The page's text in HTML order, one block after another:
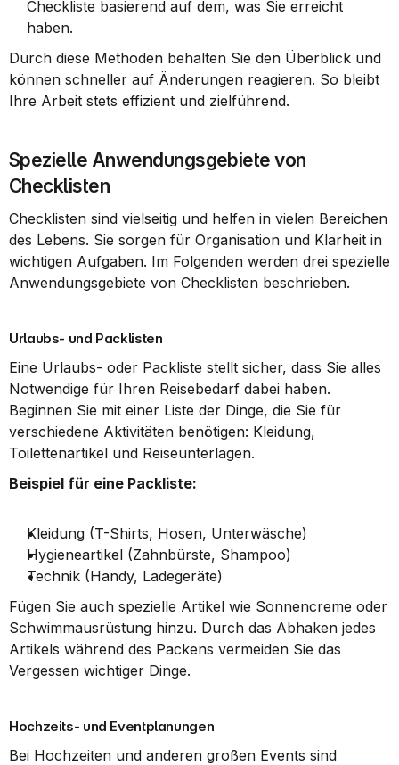
Checkliste basierend auf dem, was Sie erreicht
haben.
Durch diese Methoden behalten Sie den Überblick und
können schneller auf Änderungen reagieren. So bleibt
Ihre Arbeit stets effizient und zielführend.
Spezielle Anwendungsgebiete von
Checklisten
Checklisten sind vielseitig und helfen in vielen Bereichen
des Lebens. Sie sorgen für Organisation und Klarheit in
wichtigen Aufgaben. Im Folgenden werden drei spezielle
Anwendungsgebiete von Checklisten beschrieben.
Urlaubs- und Packlisten
Eine Urlaubs- oder Packliste stellt sicher, dass Sie alles
Notwendige für Ihren Reisebedarf dabei haben.
Beginnen Sie mit einer Liste der Dinge, die Sie für
verschiedene Aktivitäten benötigen: Kleidung,
Toilettenartikel und Reiseunterlagen.
Beispiel für eine Packliste:
Kleidung (T-Shirts, Hosen, Unterwäsche)
Hygieneartikel (Zahnbürste, Shampoo)
Technik (Handy, Ladegeräte)
Fügen Sie auch spezielle Artikel wie Sonnencreme oder
Schwimmausrüstung hinzu. Durch das Abhaken jedes
Artikels während des Packens vermeiden Sie das
Vergessen wichtiger Dinge.
Hochzeits- und Eventplanungen
Bei Hochzeiten und anderen großen Events sind